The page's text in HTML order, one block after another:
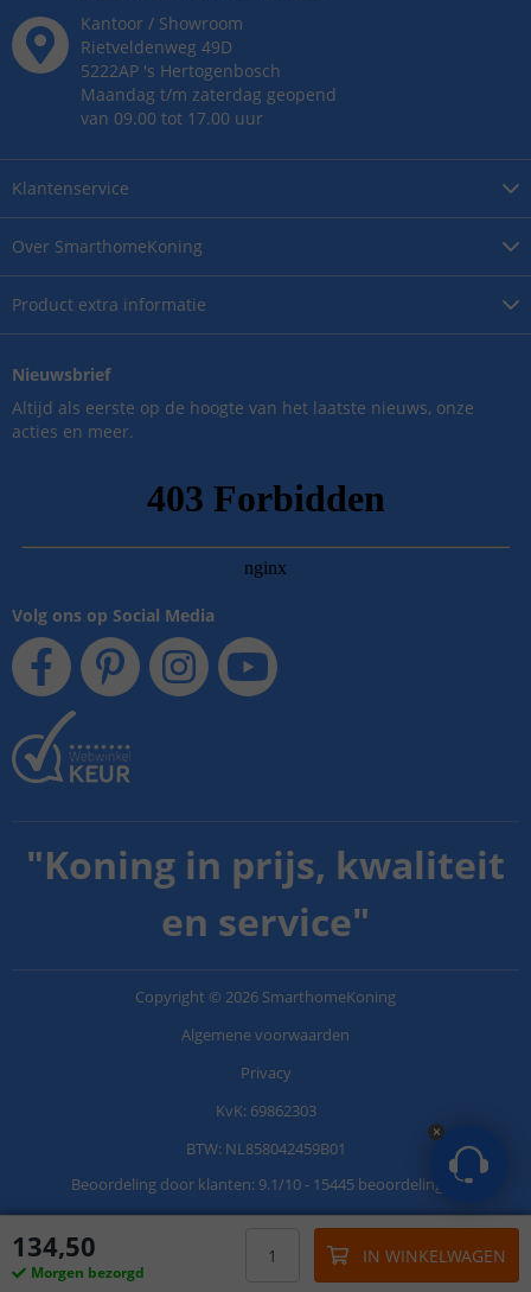
134,50
Morgen bezorgd
IN WINKELWAGEN
Over SmarthomeKoning
Product extra informatie
Klantenservice
Kantoor / Showroom
Rietveldenweg 49D
5222AP 's Hertogenbosch
Maandag t/m zaterdag geopend
van 09.00 tot 17.00 uur
Nieuwsbrief
Altijd als eerste op de hoogte van het laatste nieuws, onze
acties en meer.
Volg ons op Social Media
"Koning in prijs, kwaliteit
en service"
Copyright © 2026 SmarthomeKoning
Algemene voorwaarden
Privacy
KvK: 69862303
BTW: NL858042459B01
Beoordeling door klanten: 9.1/10- 15445 beoordelingen